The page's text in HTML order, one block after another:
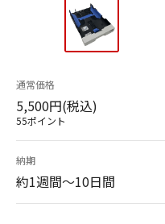
通常価格
5,500円(税込)
55ポイント
納期
約1週間～10日間